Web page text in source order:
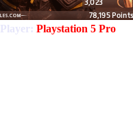
Player: Playstation 5 Pro